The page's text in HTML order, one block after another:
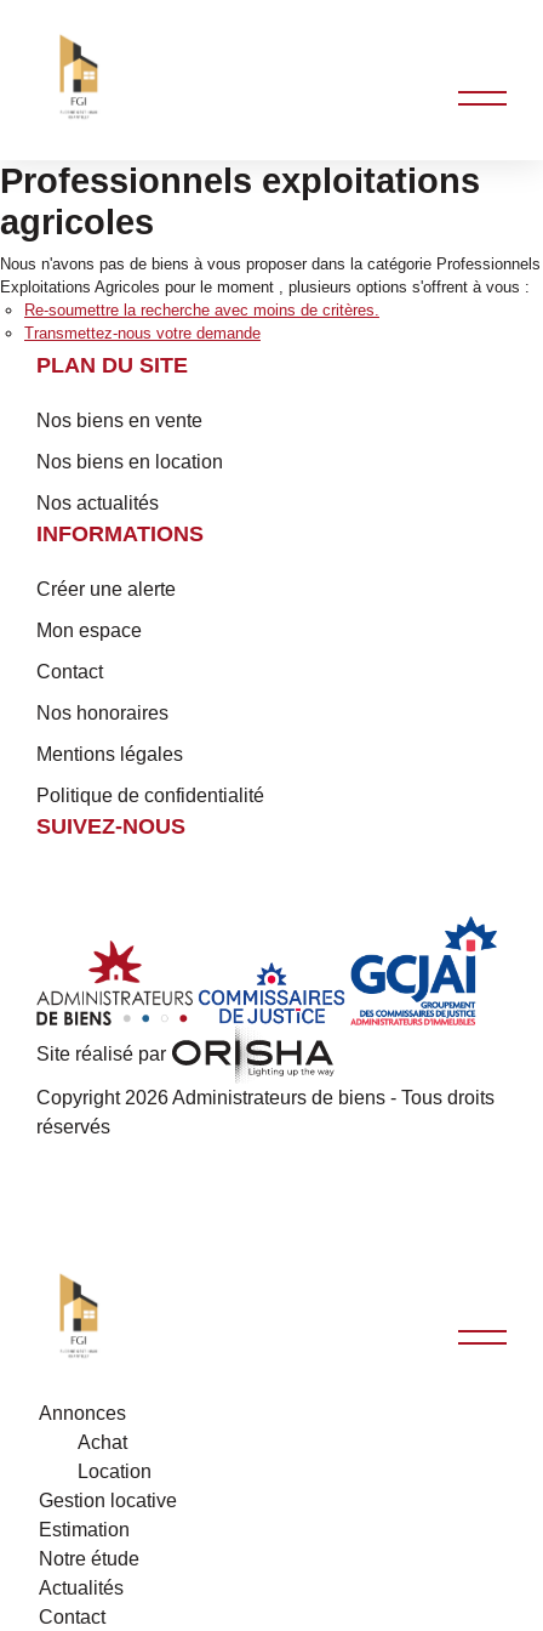
Professionnels exploitations
agricoles
Nous n'avons pas de biens à vous proposer dans la catégorie Professionnels
Exploitations Agricoles pour le moment , plusieurs options s'offrent à vous :
Re-soumettre la recherche avec moins de critères.
Transmettez-nous votre demande
PLAN DU SITE
Nos biens en vente
Nos biens en location
Nos actualités
INFORMATIONS
Créer une alerte
Mon espace
Contact
Nos honoraires
Mentions légales
Politique de confidentialité
SUIVEZ-NOUS
Site réalisé par
Copyright 2026 Administrateurs de biens - Tous droits
réservés
Annonces
Achat
Location
Gestion locative
Estimation
Notre étude
Actualités
Contact